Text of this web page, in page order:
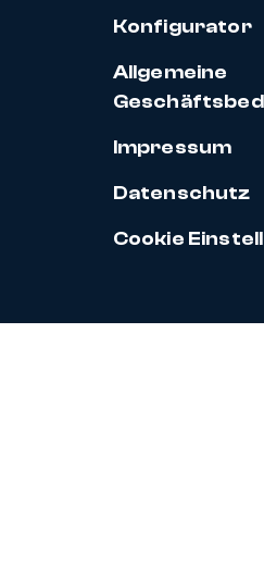
Konfigurator
Allgemeine
Impressum
Datenschutz
Cookie